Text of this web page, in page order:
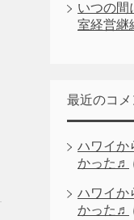
いつの間
室経営継
最近のコメ
ハワイか
かった♬
ハワイか
かった♬